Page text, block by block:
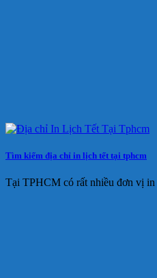
Tìm kiếm địa chỉ in lịch tết tại tphcm
Tại TPHCM có rất nhiều đơn vị